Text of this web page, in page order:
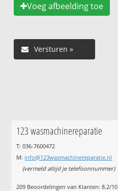
Voeg afbeelding toe
123 wasmachinereparatie
T: 036-7600472
M: info@123wasmachinereparatie.nl
(vermeld altijd je telefoonnummer)
209 Beoordelingen van Klanten:8.2/10